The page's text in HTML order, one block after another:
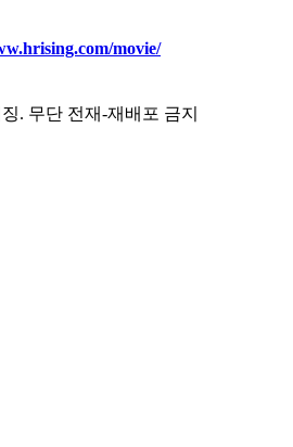
movie/
. 무단 전재-재배포 금지